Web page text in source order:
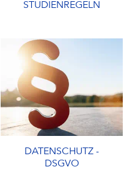
STUDIENREGELN
DATENSCHUTZ -
DSGVO